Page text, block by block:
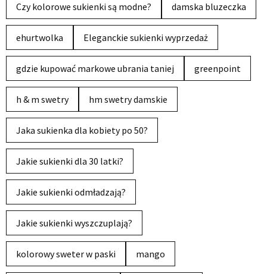
Czy kolorowe sukienki są modne? damska bluzeczka
ehurtwolka Eleganckie sukienki wyprzedaż
gdzie kupować markowe ubrania taniej greenpoint
h & m swetry hm swetry damskie
Jaka sukienka dla kobiety po 50?
Jakie sukienki dla 30 latki?
Jakie sukienki odmładzają?
Jakie sukienki wyszczuplają?
kolorowy sweter w paski mango